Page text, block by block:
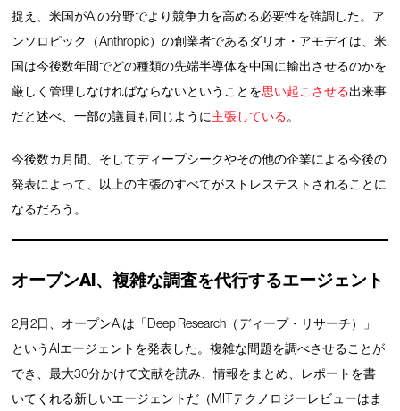
捉え、米国がAIの分野でより競争力を高める必要性を強調した。ア
ンソロピック（Anthropic）の創業者であるダリオ・アモデイは、米
国は今後数年間でどの種類の先端半導体を中国に輸出させるのかを
厳しく管理しなければならないということを思い起こさせる出来事
だと述べ、一部の議員も同じように主張している。
今後数カ月間、そしてディープシークやその他の企業による今後の
発表によって、以上の主張のすべてがストレステストされることに
なるだろう。
オープンAI、複雑な調査を代行するエージェント
2月2日、オープンAIは「Deep Research（ディープ・リサーチ）」
というAIエージェントを発表した。複雑な問題を調べさせることが
でき、最大30分かけて文献を読み、情報をまとめ、レポートを書
いてくれる新しいエージェントだ（MITテクノロジーレビューはま